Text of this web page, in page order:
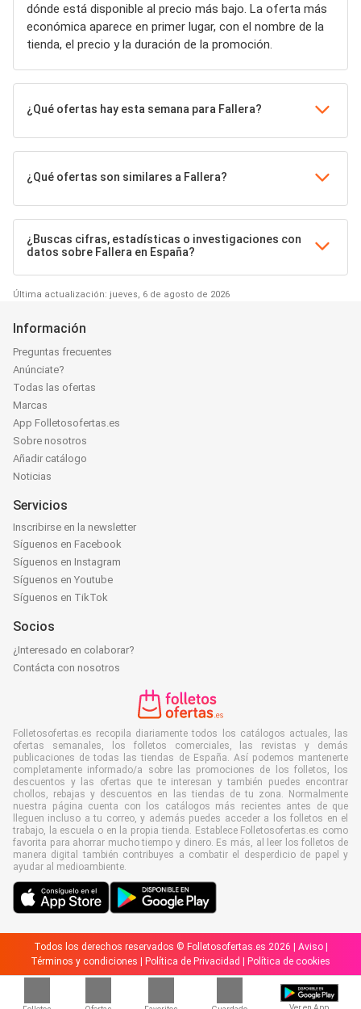
dónde está disponible al precio más bajo. La oferta más
económica aparece en primer lugar, con el nombre de la
tienda, el precio y la duración de la promoción.
¿Qué ofertas hay esta semana para Fallera?
¿Qué ofertas son similares a Fallera?
¿Buscas cifras, estadísticas o investigaciones con
datos sobre Fallera en España?
Última actualización: jueves, 6 de agosto de 2026
Información
Preguntas frecuentes
Anúnciate?
Todas las ofertas
Marcas
App Folletosofertas.es
Sobre nosotros
Añadir catálogo
Noticias
Servicios
Inscribirse en la newsletter
Síguenos en Facebook
Síguenos en Instagram
Síguenos en Youtube
Síguenos en TikTok
Socios
¿Interesado en colaborar?
Contácta con nosotros
Folletosofertas.es recopila diariamente todos los catálogos actuales, las
ofertas semanales, los folletos comerciales, las revistas y demás
publicaciones de todas las tiendas de España. Así podemos mantenerte
completamente informado/a sobre las promociones de los folletos, los
descuentos y las ofertas que te interesan y también puedes encontrar
chollos, rebajas y descuentos en las tiendas de tu zona. Normalmente
nuestra página cuenta con los catálogos más recientes antes de que
lleguen incluso a tu correo, y además puedes acceder a los folletos en el
trabajo, la escuela o en la propia tienda. Establece Folletosofertas.es como
favorita para ahorrar mucho tiempo y dinero. Es más, al leer los folletos de
manera digital también contribuyes a combatir el desperdicio de papel y
ayudar al medioambiente.
Todos los derechos reservados © Folletosofertas.es 2026 | Aviso|
Términos y condiciones
Política de Privacidad Política de cookies